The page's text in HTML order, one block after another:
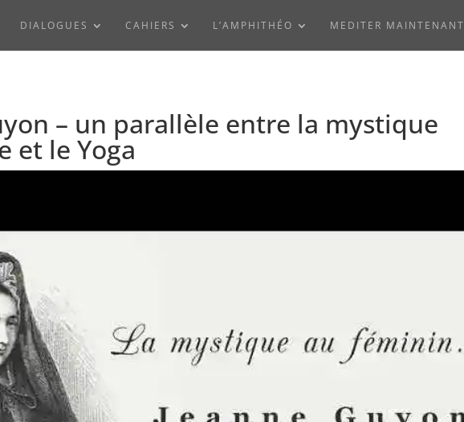
DIALOGUES CAHIERS L’AMPHITHÉO MEDITER MAINTENANT
– un parallèle entre la mystique
et le Yoga